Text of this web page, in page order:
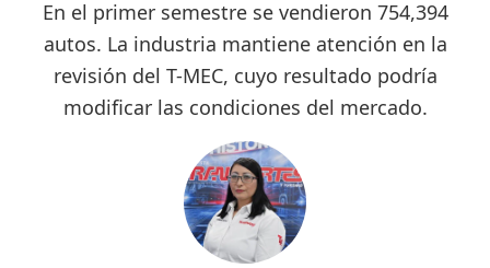
En el primer semestre se vendieron 754,394
autos. La industria mantiene atención en la
revisión del T-MEC, cuyo resultado podría
modificar las condiciones del mercado.